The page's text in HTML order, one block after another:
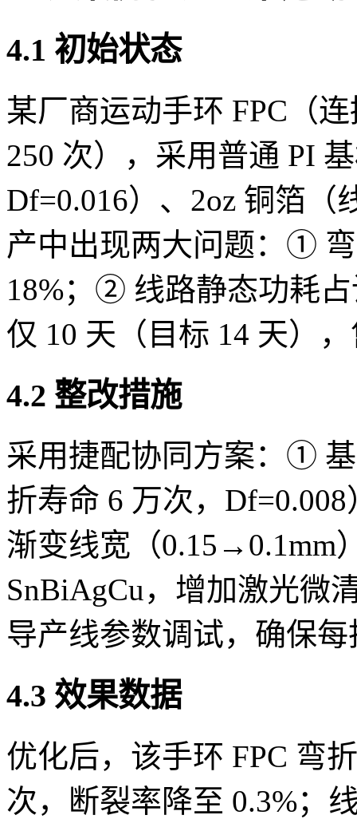
4.1 初始状态
某厂商运动手环 FPC（
250 次），采用普通 PI
Df=0.016）、2oz 铜箔（
产中出现两大问题：①
18%；② 线路静态功耗
仅 10 天（目标 14 天）
4.2 整改措施
采用捷配协同方案：①
折寿命 6 万次，
渐变线宽（0.15→0.1mm
SnBiAgCu，增加激光微
导产线参数调试，确保
4.3 效果数据
优化后，该手环 FPC 弯
次，断裂率降至 0.3%；